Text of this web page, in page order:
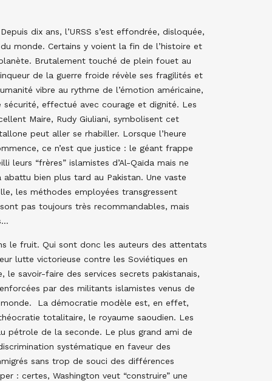
dix ans, l’URSS s’est effondrée, disloquée,
monde. Certains y voient la fin de l’histoire et
Brutalement touché de plein fouet au
de la guerre froide révèle ses fragilités et
vibre au rythme de l’émotion américaine,
effectué avec courage et dignité. Les
Maire, Rudy Giuliani, symbolisent cet
peut aller se rhabiller. Lorsque l’heure
ce n’est que justice : le géant frappe
leurs “frères” islamistes d’Al-Qaïda mais ne
bien plus tard au Pakistan. Une vaste
les méthodes employées transgressent
pas toujours très recommandables, mais
le fruit. Qui sont donc les auteurs des attentats
lutte victorieuse contre les Soviétiques en
le savoir-faire des services secrets pakistanais,
par des militants islamistes venus de
monde. La démocratie modèle est, en effet,
totalitaire, le royaume saoudien. Les
pétrole de la seconde. Le plus grand ami de
systématique en faveur des
sans trop de souci des différences
: certes, Washington veut “construire” une